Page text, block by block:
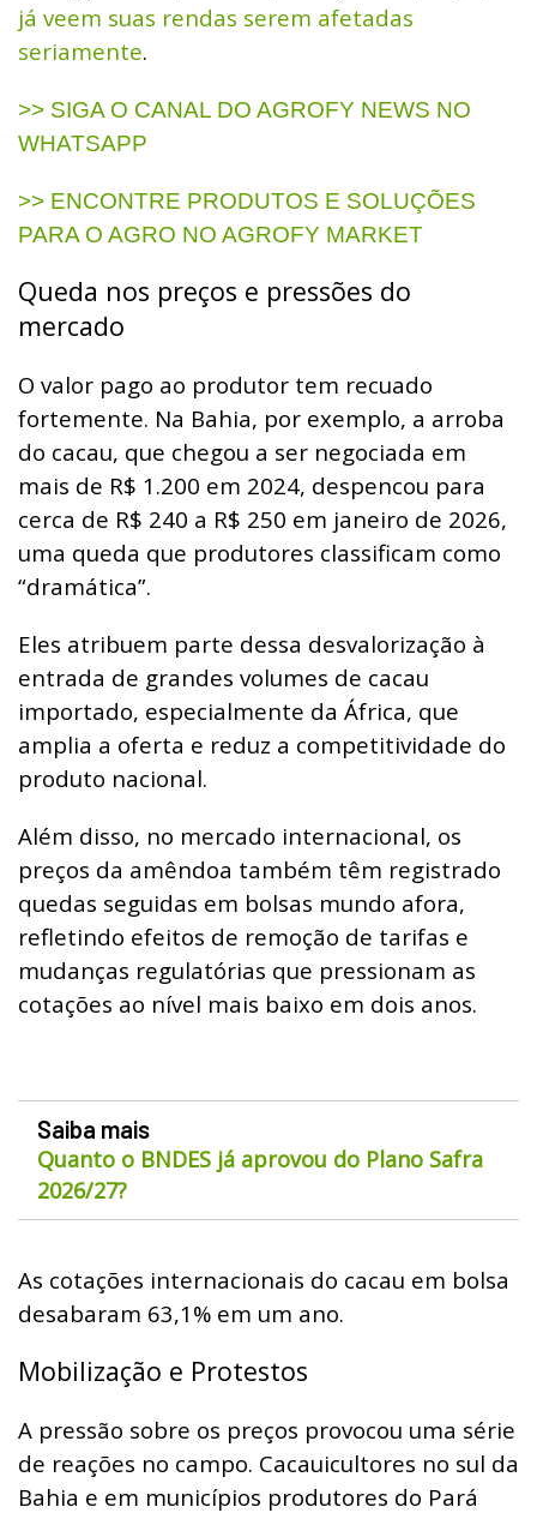
já veem suas rendas serem afetadas
seriamente.
>> SIGA O CANAL DO AGROFY NEWS NO
WHATSAPP
>> ENCONTRE PRODUTOS E SOLUÇÕES
PARA O AGRO NO AGROFY MARKET
Queda nos preços e pressões do
mercado
O valor pago ao produtor tem recuado
fortemente. Na Bahia, por exemplo, a arroba
do cacau, que chegou a ser negociada em
mais de R$ 1.200 em 2024, despencou para
cerca de R$ 240 a R$ 250 em janeiro de 2026,
uma queda que produtores classificam como
“dramática”.
Eles atribuem parte dessa desvalorização à
entrada de grandes volumes de cacau
importado, especialmente da África, que
amplia a oferta e reduz a competitividade do
produto nacional.
Além disso, no mercado internacional, os
preços da amêndoa também têm registrado
quedas seguidas em bolsas mundo afora,
refletindo efeitos de remoção de tarifas e
mudanças regulatórias que pressionam as
cotações ao nível mais baixo em dois anos.
Saiba mais
Quanto o BNDES já aprovou do Plano Safra
2026/27?
As cotações internacionais do cacau em bolsa
desabaram 63,1% em um ano.
Mobilização e Protestos
A pressão sobre os preços provocou uma série
de reações no campo. Cacauicultores no sul da
Bahia e em municípios produtores do Pará